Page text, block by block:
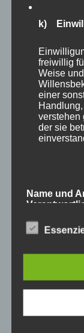
und für
Einfach
genießen
spüren.
Seit
von
mehr.
In diesem
k)
freiwillig
Weise
einer
verstehen
der sie
Name und
der
mit
Cookies /
Die